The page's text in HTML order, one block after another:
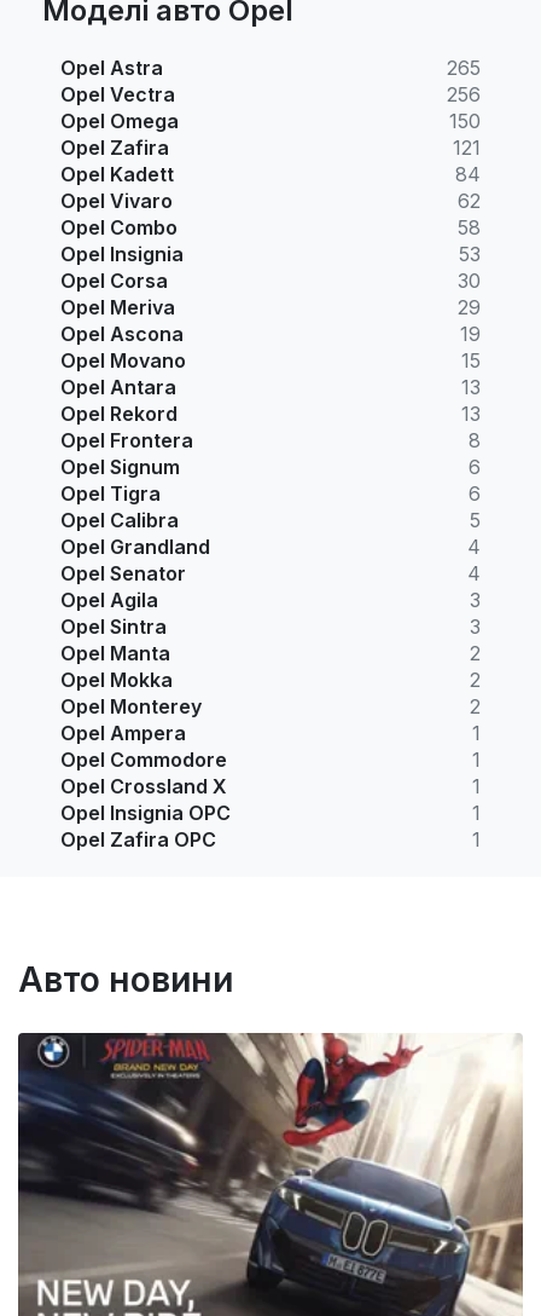
Моделі авто Opel
Opel Astra
265
Opel Vectra
256
Opel Omega
150
Opel Zafira
121
Opel Kadett
84
Opel Vivaro
62
Opel Combo
58
Opel Insignia
53
Opel Corsa
30
Opel Meriva
29
Opel Ascona
19
Opel Movano
15
Opel Antara
13
Opel Rekord
13
Opel Frontera
8
Opel Signum
6
Opel Tigra
6
Opel Calibra
5
Opel Grandland
4
Opel Senator
4
Opel Agila
3
Opel Sintra
3
Opel Manta
2
Opel Mokka
2
Opel Monterey
2
Opel Ampera
1
Opel Commodore
1
Opel Crossland X
1
Opel Insignia OPC
1
Opel Zafira OPC
1
Авто новини